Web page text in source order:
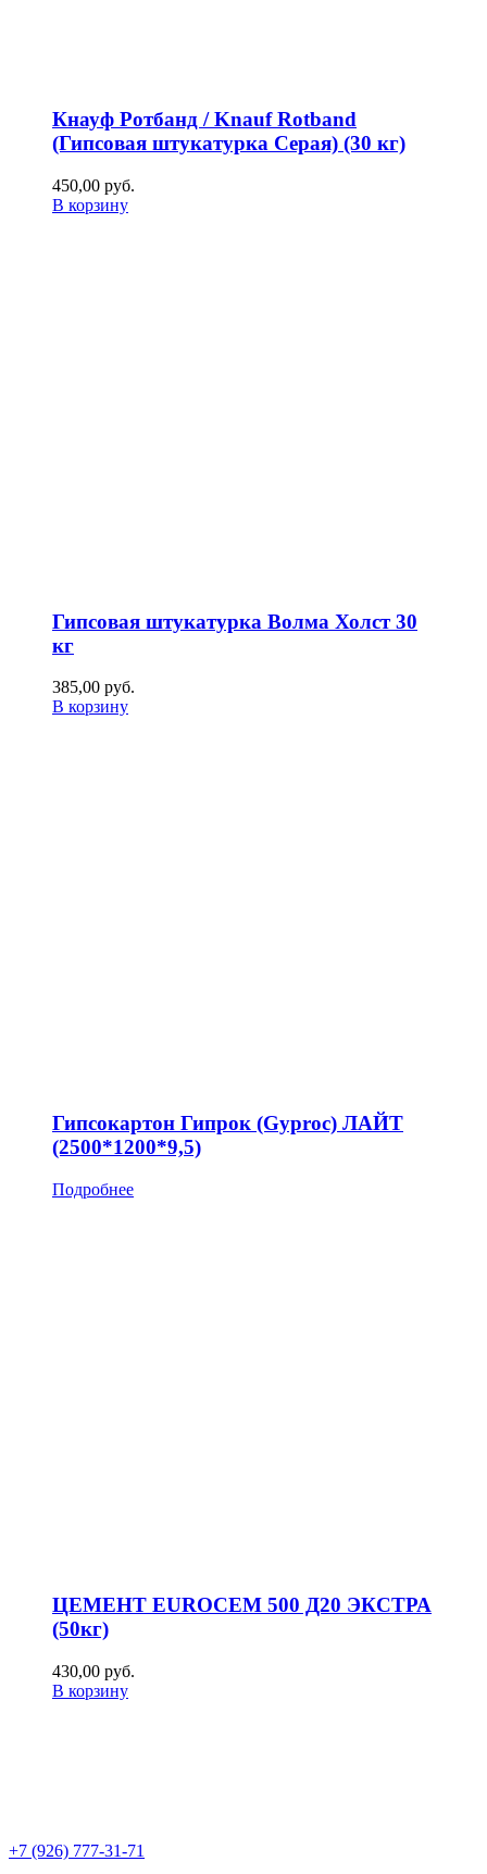
Кнауф Ротбанд / Knauf Rotband
(Гипсовая штукатурка Серая) (30 кг)
450,00 руб.
В корзину
Гипсовая штукатурка Волма Холст 30
кг
385,00 руб.
В корзину
Гипсокартон Гипрок (Gyproc) ЛАЙТ
(2500*1200*9,5)
Подробнее
ЦЕМЕНТ EUROCEM 500 Д20 ЭКСТРА
(50кг)
430,00 руб.
В корзину
+7 (926) 777-31-71